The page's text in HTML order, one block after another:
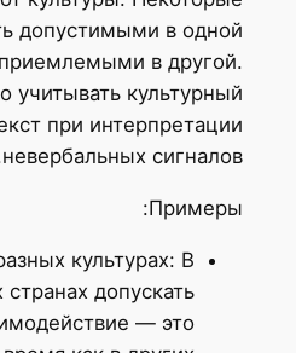
допустимыми в одной
в другой.
учитывать культурный
при интерпретации
невербальных сигналов.
Примеры:
культурах: В
странах допускать
— это